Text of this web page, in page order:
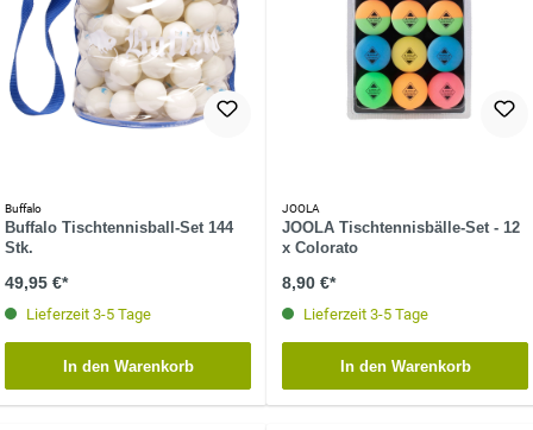
Buffalo
Buffalo Tischtennisball-Set 144
Stk.
49,95 €*
Lieferzeit 3-5 Tage
In den Warenkorb
JOOLA
JOOLA Tischtennisbälle-Set - 12
x Colorato
8,90 €*
Lieferzeit 3-5 Tage
In den Warenkorb